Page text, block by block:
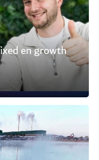
en growth